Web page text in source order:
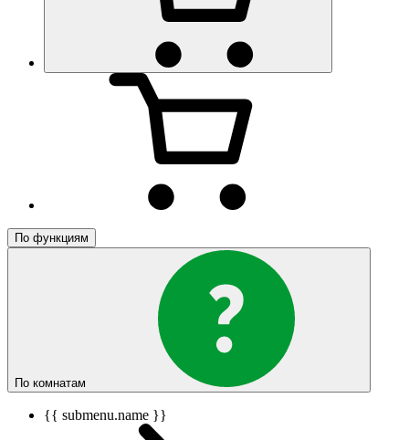
По функциям
По комнатам
{{ submenu.name }}